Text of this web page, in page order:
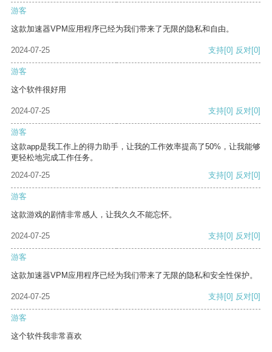
游客
这款加速器VPM应用程序已经为我们带来了无限的隐私和自由。
2024-07-25 支持[0] 反对[0]
游客
这个软件很好用
2024-07-25 支持[0] 反对[0]
游客
这款app是我工作上的得力助手，让我的工作效率提高了50%，让我能够
更轻松地完成工作任务。
2024-07-25
支持[0] 反对[0]
游客
这款游戏的剧情非常感人，让我久久不能忘怀。
2024-07-25 支持[0] 反对[0]
游客
这款加速器VPM应用程序已经为我们带来了无限的隐私和安全性保护。
2024-07-25 支持[0] 反对[0]
游客
这个软件我非常喜欢